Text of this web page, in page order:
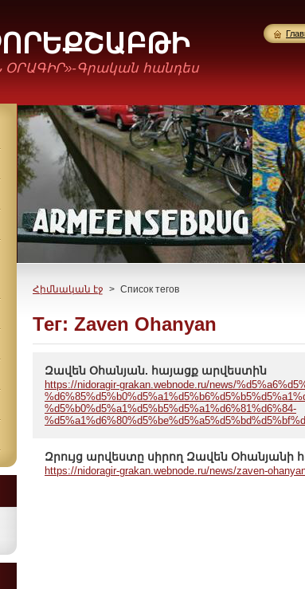
ՕՐԱԳԻՐ»-Գրական հանդես
Հիմնական էջ > Список тегов
Тег: Zaven Ohanyan
Զավեն Օհանյան. հայացք արվեստին
https://nidoragir-grakan.webnode.ru/news/
%d5%b0%d5%a1%d5%b5%d5%a1%d6%81%d6%84-
Զրույց արվեստը սիրող Զավեն Օհանյանի
https://nidoragir-grakan.webnode.ru/news/zaven-